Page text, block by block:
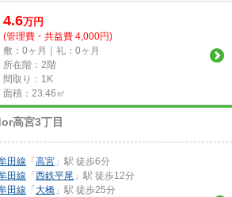
...
4.6万円
(管理費・共益費 4,000円)
敷：0ヶ月｜礼：0ヶ月
所在階：2階
間取り：1K
面積：23.46㎡
高宮3丁目
田線 「高宮 」駅 徒歩6分
田線 「西鉄平尾 」駅 徒歩12分
田線 「大橋 」駅 徒歩25分